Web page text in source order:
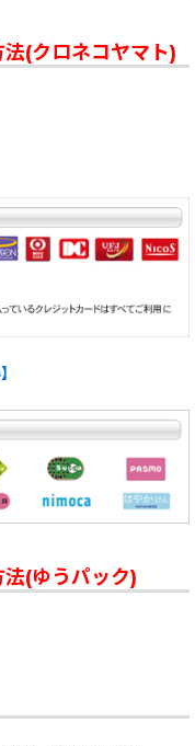
(クロネコヤマト)
(ゆうパック)